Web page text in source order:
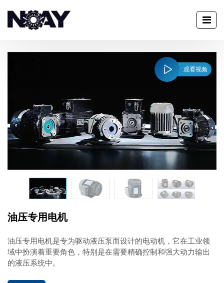
观看视频
油压专用电机
油压专用电机是专为驱动液压泵而设计的电动机，它在工业领
域中扮演着重要角色，特别是在需要精确控制和强大动力输出
的液压系统中。